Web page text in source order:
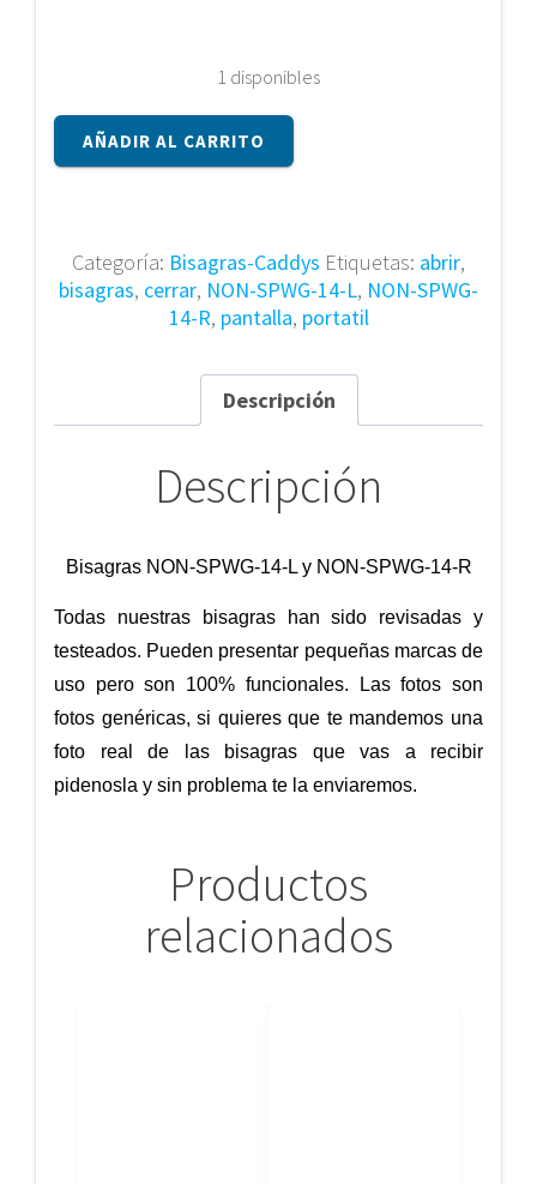
1 disponibles
Bisagras
NON-
NON-
AÑADIR AL CARRITO
Categoría: Bisagras-Caddys Etiquetas: abrir,
bisagras, cerrar, NON-SPWG-14-L, NON-SPWG-
14-R, pantalla, portatil
Descripción
Descripción
Bisagras NON-SPWG-14-L y NON-SPWG-14-R
Todas nuestras bisagras han sido revisadas y
testeados. Pueden presentar pequeñas marcas de
uso pero son 100% funcionales. Las fotos son
fotos genéricas, si quieres que te mandemos una
foto real de las bisagras que vas a recibir
pidenosla y sin problema te la enviaremos.
Productos
relacionados